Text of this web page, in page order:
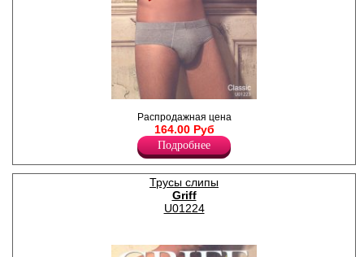
однотонные.
Лайкра 5%
Хлопок 95%
Распродажная цена
164.00 Руб
Подробнее
Трусы слипы
Griff
U01224